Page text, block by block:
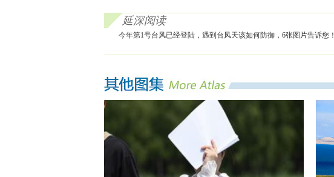
延深阅读
今年第1号台风已经登陆，遇到台风天该如何防御，6张图片告诉您！